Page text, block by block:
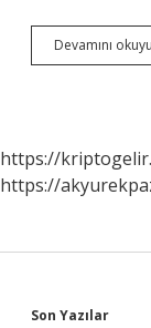
Devamını
https://
https://
Son Yazılar